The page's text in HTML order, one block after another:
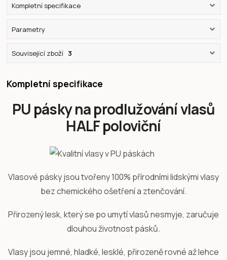
Kompletní specifikace
Parametry
Související zboží 3
Kompletní specifikace
PU pásky na prodlužování vlasů
HALF poloviční
Vlasové pásky jsou tvořeny 100% přírodními lidskými vlasy
bez chemického ošetření a ztenčování.
Přirozený lesk, který se po umytí vlasů nesmyje, zaručuje
dlouhou životnost pásků.
Vlasy jsou jemné, hladké, lesklé, přirozeně rovné až lehce